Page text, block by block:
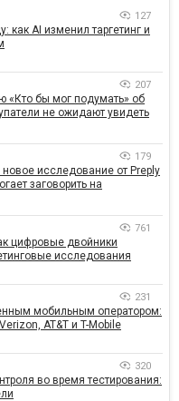
127
как AI изменил таргетинг и
207
«Кто бы мог подумать» об
не ожидают увидеть
179
исследование от Preply
заговорить на
761
цифровые двойники
исследования
231
мобильным оператором:
AT&T и T-Mobile
320
во время тестирования: